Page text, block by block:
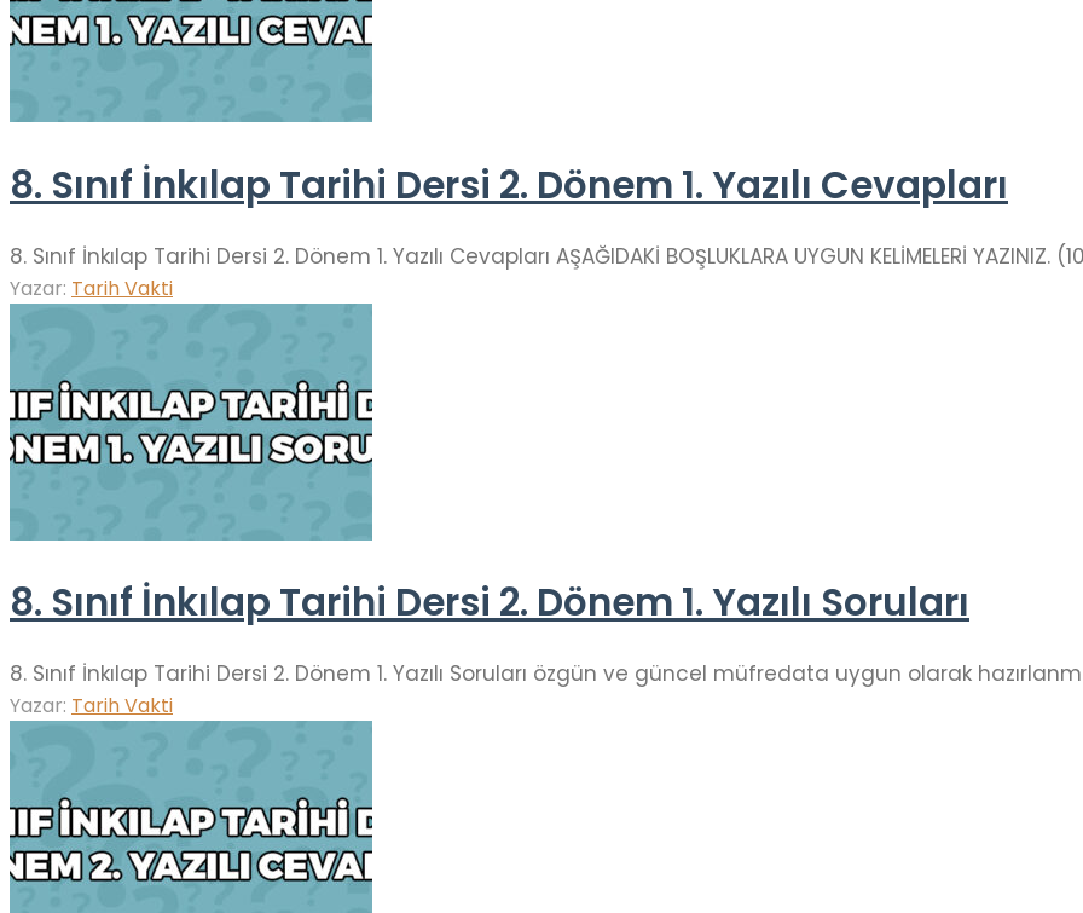
8. Sınıf İnkılap Tarihi Dersi 2. Dönem 1. Yazılı Cevapları
8. Sınıf İnkılap Tarihi Dersi 2. Dönem 1. Yazılı Cevapları AŞAĞIDAKİ BOŞLUKLARA UYGUN KELİMELERİ YAZINIZ.
Yazar: Tarih Vakti
8. Sınıf İnkılap Tarihi Dersi 2. Dönem 1. Yazılı Soruları
8. Sınıf İnkılap Tarihi Dersi 2. Dönem 1. Yazılı Soruları özgün ve güncel müfredata uygun olarak
Yazar: Tarih Vakti